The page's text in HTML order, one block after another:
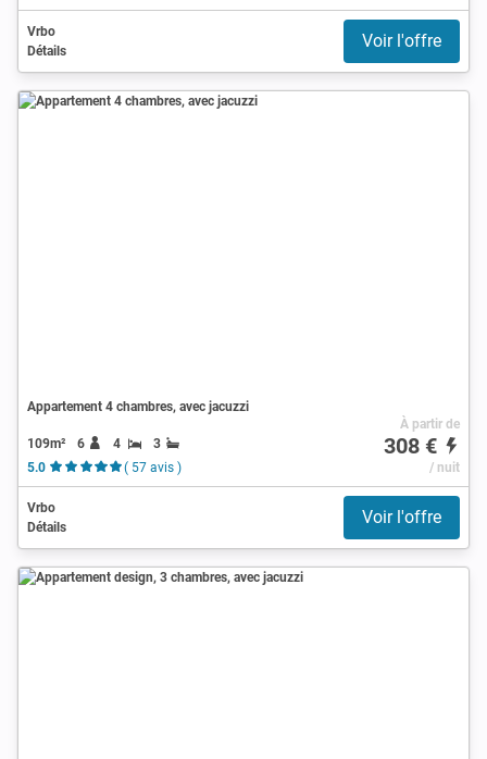
Vrbo
Détails
Voir l'offre
Appartement 4 chambres, avec jacuzzi
109m² 6 4
3
5.0
( 57 avis )
À partir de
308 €
/ nuit
Vrbo
Détails
Voir l'offre